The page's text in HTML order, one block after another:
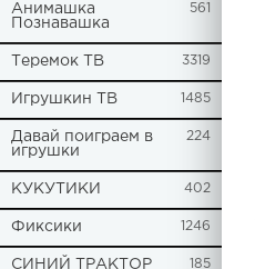
Анимашка
Познавашка
561
Теремок ТВ 3319
Игрушкин ТВ 1485
Давай поиграем в
игрушки
224
КУКУТИКИ 402
Фиксики 1246
СИНИЙ ТРАКТОР 185